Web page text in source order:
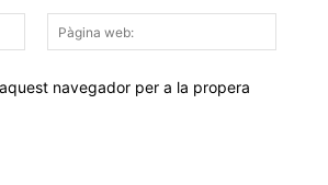
Correu
electrònic:*
web:
navegador per a la propera